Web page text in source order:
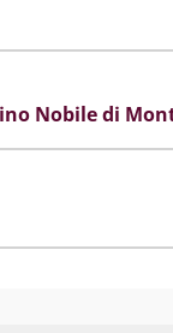
Nobile di